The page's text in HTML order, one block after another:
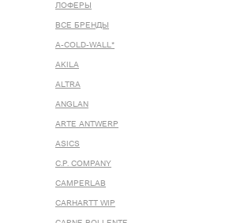
ЛОФЕРЫ
ВСЕ БРЕНДЫ
A-COLD-WALL*
AKILA
ALTRA
ANGLAN
ARTE ANTWERP
ASICS
C.P. COMPANY
CAMPERLAB
CARHARTT WIP